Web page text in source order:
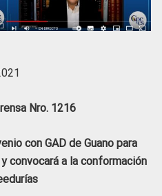
Nro. 1216
con GAD de Guano para
convocará a la conformación